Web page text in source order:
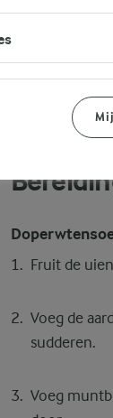
Fruit de
Voeg de
sudderen.
Voeg